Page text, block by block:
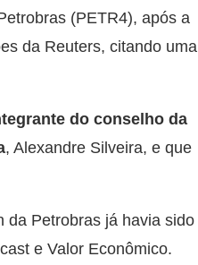
(PETR4), após a
da Reuters, citando uma
do conselho da
, Alexandre Silveira, e que
da Petrobras já havia sido
e Valor Econômico.